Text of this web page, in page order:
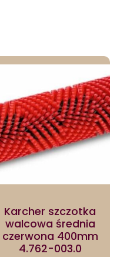
Karcher szczotka
walcowa średnia
czerwona 400mm
4.762-003.0